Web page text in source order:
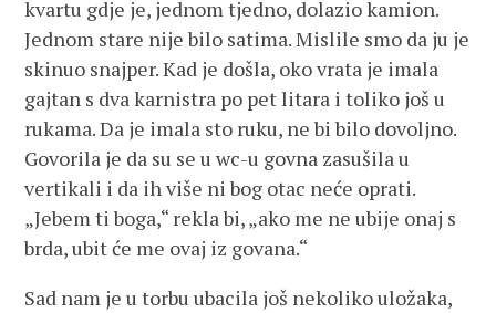
kvartu gdje je, jednom tjedno, dolazio kamion.
Jednom stare nije bilo satima. Mislile smo da ju je
skinuo snajper. Kad je došla, oko vrata je imala
gajtan s dva karnistra po pet litara i toliko još u
rukama. Da je imala sto ruku, ne bi bilo dovoljno.
Govorila je da su se u wc-u govna zasušila u
vertikali i da ih više ni bog otac neće oprati.
„Jebem ti boga,“ rekla bi, „ako me ne ubije onaj s
brda, ubit će me ovaj iz govana.“
Sad nam je u torbu ubacila još nekoliko uložaka,